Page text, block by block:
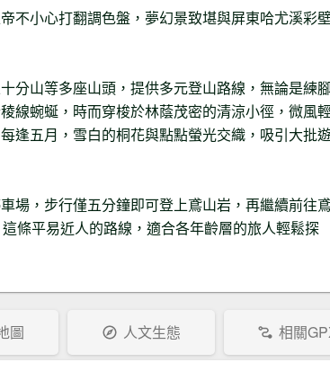
不小心打翻調色盤，夢幻景致堪與屏東哈尤溪彩
分山等多座山頭，提供多元登山路線，無論是練
線蜿蜒，時而穿梭於林蔭茂密的清涼小徑，微風
逢五月，雪白的桐花與點點螢光交織，吸引大批
場，步行僅五分鐘即可登上鳶山岩，再繼續前往
條平易近人的路線，適合各年齡層的旅人輕鬆探
圖 人文生態 相關